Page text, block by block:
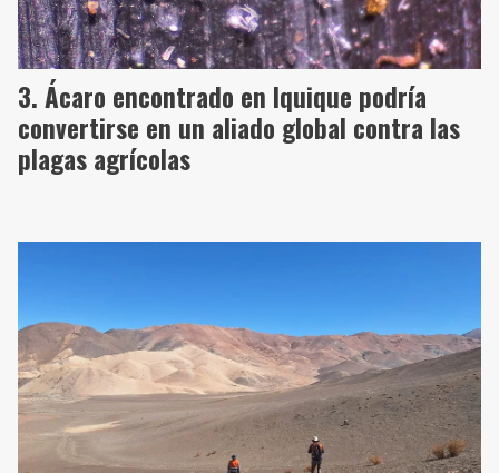
Ácaro encontrado en Iquique podría
convertirse en un aliado global contra las
plagas agrícolas